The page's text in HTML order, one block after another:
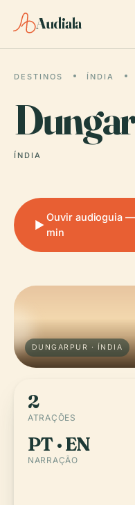
Audiala
DESTINOS ÍNDIA
ÍNDIA
Ouvir audioguia
min
DUNGARPUR · ÍNDIA
2
ATRAÇÕES
PT · EN
NARRAÇÃO